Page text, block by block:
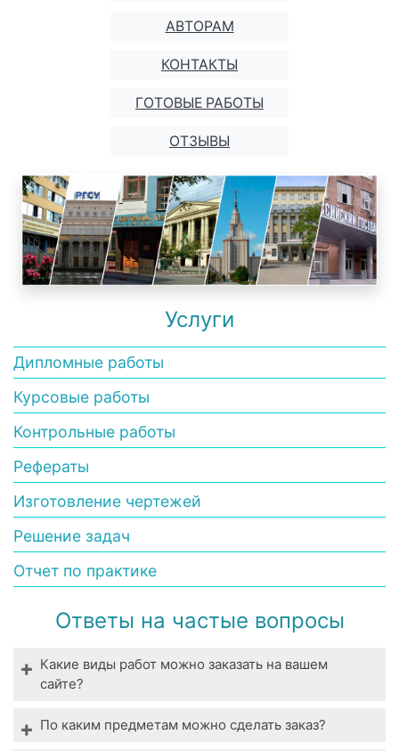
АВТОРАМ
КОНТАКТЫ
ГОТОВЫЕ РАБОТЫ
ОТЗЫВЫ
Услуги
Дипломные работы
Курсовые работы
Контрольные работы
Рефераты
Изготовление чертежей
Решение задач
Отчет по практике
Ответы на частые вопросы
Какие виды работ можно заказать на вашем
сайте?
Мы выполняем все виды студенческих работ. У
По каким предметам можно сделать заказ?